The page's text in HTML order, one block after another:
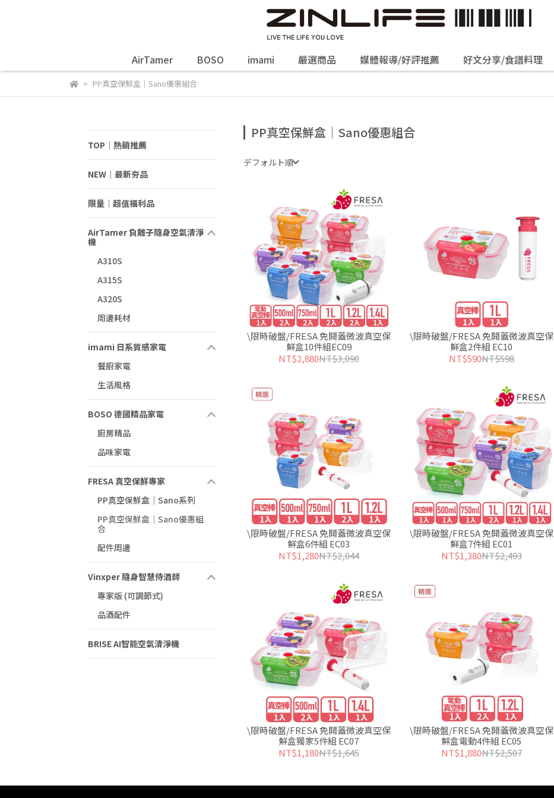
AirTamer BOSO imami 嚴選商品 媒體報導/好評推薦 好文分享/食譜料理
PP真空保鮮盒｜Sano優惠組合
TOP｜熱銷推薦
NEW｜最新夯品
限量｜超值福利品
AirTamer 負離子隨身空氣清淨
機
A310S
A315S
A320S
周邊耗材
imami 日系質感家電
餐廚家電
生活風格
BOSO 德國精品家電
廚房精品
品味家電
FRESA 真空保鮮專家
PP真空保鮮盒｜Sano系列
PP真空保鮮盒｜Sano優惠組
合
配件周邊
Vinxper 隨身智慧侍酒師
專家版 (可調節式)
品酒配件
BRISE AI智能空氣清淨機
PP真空保鮮盒｜Sano優惠組合
デフォルト順
\限時破盤/FRESA 免開蓋微波真空保
鮮盒10件組EC09
NT$2,880NT$3,090
\限時破盤/FRESA 免開蓋微波真空保
鮮盒2件組 EC10
NT$590NT$598
\限時破盤/FRESA 免開蓋微波真空保
鮮盒6件組 EC03
NT$1,280NT$2,044
\限時破盤/FRESA 免開蓋微波真空保
鮮盒7件組 EC01
NT$1,380NT$2,493
\限時破盤/FRESA 免開蓋微波真空保
鮮盒獨家5件組 EC07
NT$1,180NT$1,645
\限時破盤/FRESA 免開蓋微波真空保
鮮盒電動4件組 EC05
NT$1,880NT$2,507